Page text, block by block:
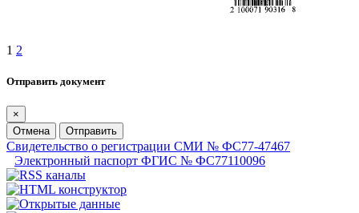
1 2
Отправить документ
×
Отмена
Отправить
Свидетельство о регистрации СМИ № ФС77-47467
Электронный паспорт ФГИС № ФС77110096